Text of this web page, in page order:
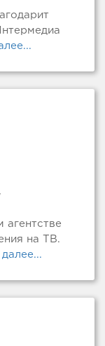
агентстве
на ТВ.
далее...